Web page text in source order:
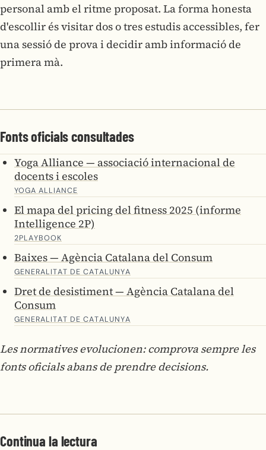
personal amb el ritme proposat. La forma honesta
d'escollir és visitar dos o tres estudis accessibles, fer
una sessió de prova i decidir amb informació de
primera mà.
Fonts oficials consultades
Yoga Alliance — associació internacional de
docents i escoles
YOGA ALLIANCE
El mapa del pricing del fitness 2025 (informe
Intelligence 2P)
2PLAYBOOK
Baixes — Agència Catalana del Consum
GENERALITAT DE CATALUNYA
Dret de desistiment — Agència Catalana del
Consum
GENERALITAT DE CATALUNYA
Les normatives evolucionen: comprova sempre les
fonts oficials abans de prendre decisions.
Continua la lectura